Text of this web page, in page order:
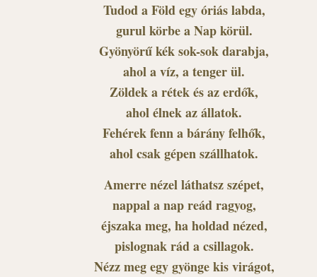
Tudod a Föld egy óriás labda,
gurul körbe a Nap körül.
Gyönyörű kék sok-sok darabja,
ahol a víz, a tenger ül.
Zöldek a rétek és az erdők,
ahol élnek az állatok.
Fehérek fenn a bárány felhők,
ahol csak gépen szállhatok.
Amerre nézel láthatsz szépet,
nappal a nap reád ragyog,
éjszaka meg, ha holdad nézed,
pislognak rád a csillagok.
Nézz meg egy gyönge kis virágot,